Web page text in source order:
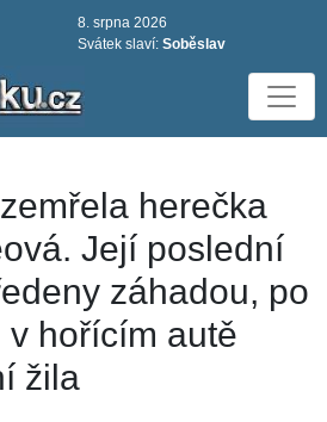
8. srpna 2026
Svátek slaví: Soběslav
herečka
Její poslední
záhadou, po
hořícím autě
žila